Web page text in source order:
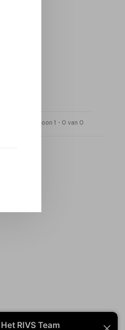
Toon 1 - 0 van 0